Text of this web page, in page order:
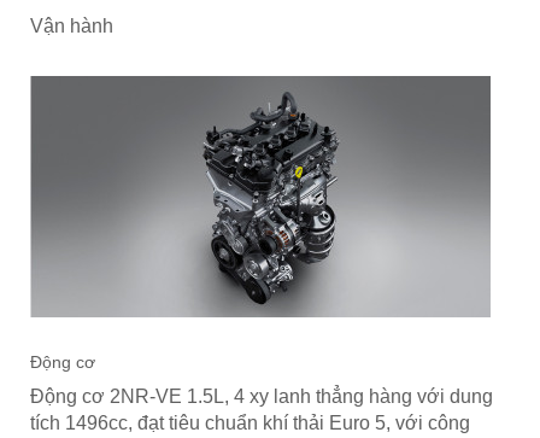
Vận hành
Động cơ
Động cơ 2NR-VE 1.5L, 4 xy lanh thẳng hàng với dung
tích 1496cc, đạt tiêu chuẩn khí thải Euro 5, với công